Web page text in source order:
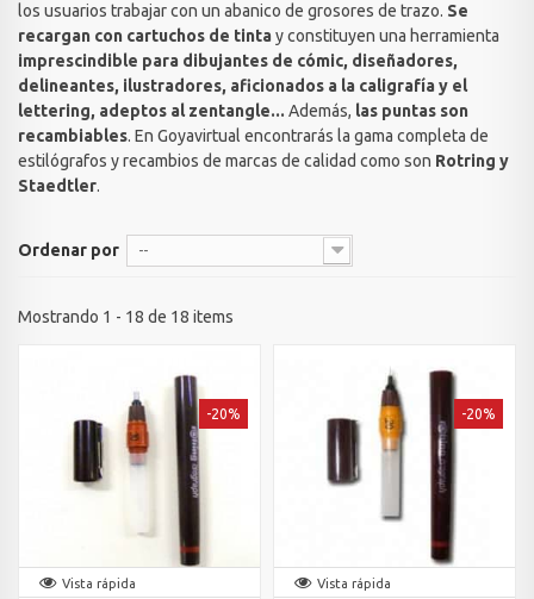
los usuarios trabajar con un abanico de grosores de trazo. Se
recargan con cartuchos de tinta y constituyen una herramienta
imprescindible para dibujantes de cómic, diseñadores,
delineantes, ilustradores, aficionados a la caligrafía y el
lettering, adeptos al zentangle... Además, las puntas son
recambiables. En Goyavirtual encontrarás la gama completa de
estilógrafos y recambios de marcas de calidad como son Rotring y
Staedtler.
Ordenar por --
Mostrando 1 - 18 de 18 items
Vista rápida
-20%
Vista rápida
-20%